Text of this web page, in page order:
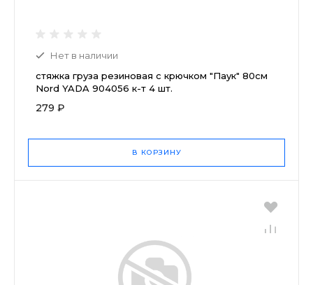
Нет в наличии
стяжка груза резиновая с крючком "Паук" 80см
Nord YADA 904056 к-т 4 шт.
279 ₽
В КОРЗИНУ